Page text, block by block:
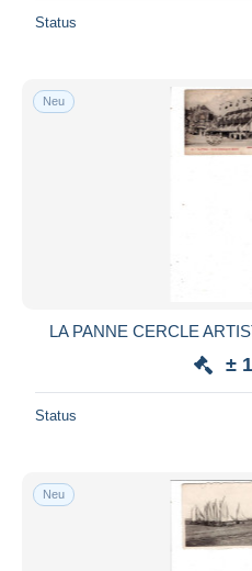
Status
Neu
LA PANNE CERCLE
±
Status
Neu